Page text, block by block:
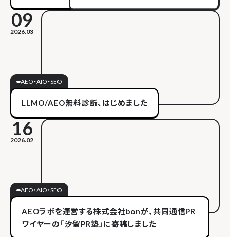
09
2026.03
AEO・AIO・SEO
LLMO/AEO無料診断、はじめました
16
2026.02
AEO・AIO・SEO
AEOラボを運営する株式会社bonが、共同通信PR
ワイヤーの「汐留PR塾」に寄稿しました